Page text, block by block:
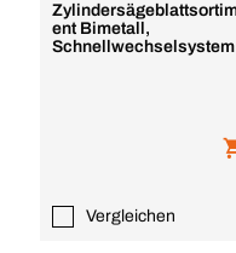
ent Bimetall,
Schnellwechselsystem
Vergleichen